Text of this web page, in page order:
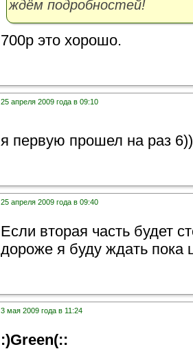
ждём подробностей!
700р это хорошо.
25 апреля 2009 года в 09:10
я первую прошел на раз
25 апреля 2009 года в 09:40
Если вторая часть будет
дороже я буду ждать пока
3 мая 2009 года в 11:24
:)Green(::